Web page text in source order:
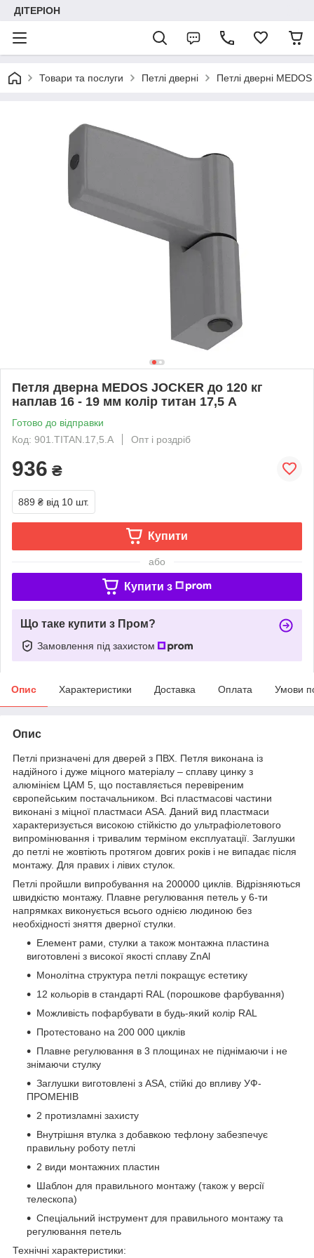
ДІТЕРІОН
Товари та послуги Петлі дверні Петлі дверні MEDOS
Петля дверна MEDOS JOCKER до 120 кг
наплав 16 - 19 мм колір титан 17,5 А
Готово до відправки
Код: 901.TITAN.17,5.A
Опт і роздріб
936 ₴
889 ₴ від 10 шт.
Купити
або
Купити з
Що таке купити з Пром?
Замовлення під захистом
Опис Характеристики Доставка Оплата Умови
Опис
Петлі призначені для дверей з ПВХ. Петля виконана із
надійного і дуже міцного матеріалу – сплаву цинку з
алюмінієм ЦАМ 5, що поставляється перевіреним
європейським постачальником. Всі пластмасові частини
виконані з міцної пластмаси ASA. Даний вид пластмаси
характеризується високою стійкістю до ультрафіолетового
випромінювання і тривалим терміном експлуатації. Заглушки
до петлі не жовтіють протягом довгих років і не випадає після
монтажу. Для правих і лівих стулок.
Петлі пройшли випробування на 200000 циклів. Відрізняються
швидкістю монтажу. Плавне регулювання петель у 6-ти
напрямках виконується всього однією людиною без
необхідності зняття дверної стулки.
Елемент рами, стулки а також монтажна пластина
виготовлені з високої якості сплаву ZnAl
Монолітна структура петлі покращує естетику
12 кольорів в стандарті RAL (порошкове фарбування)
Можливість пофарбувати в будь-який колір RAL
Протестовано на 200 000 циклів
Плавне регулювання в 3 площинах не піднімаючи і не
знімаючи стулку
Заглушки виготовлені з ASA, стійкі до впливу УФ-
ПРОМЕНІВ
2 протизламні захисту
Внутрішня втулка з добавкою тефлону забезпечує
правильну роботу петлі
2 види монтажних пластин
Шаблон для правильного монтажу (також у версії
телескопа)
Спеціальний інструмент для правильного монтажу та
регулювання петель
Технічні характеристики: